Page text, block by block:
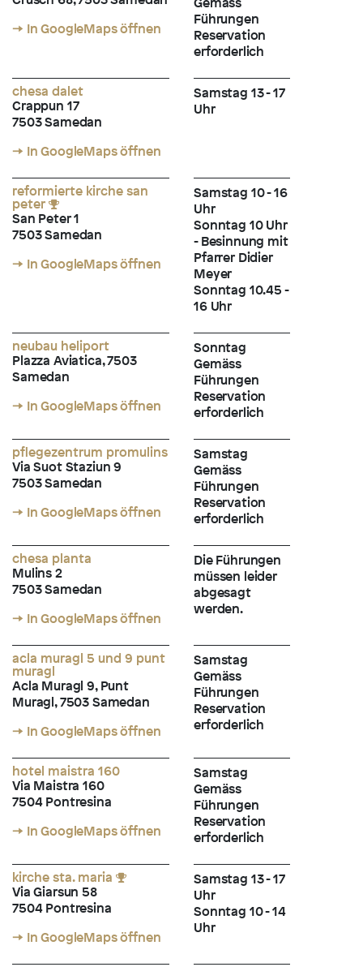
→ In GoogleMaps öffnen
Führungen
Reservation
erforderlich
chesa dalet
Crappun 17
7503 Samedan
→ In GoogleMaps öffnen
Samstag 13 - 17
Uhr
reformierte kirche san
peter
San Peter 1
7503 Samedan
→ In GoogleMaps öffnen
Samstag 10 - 16
Uhr
Sonntag 10 Uhr
- Besinnung mit
Pfarrer Didier
Meyer
Sonntag 10.45 -
16 Uhr
neubau heliport
Plazza Aviatica, 7503
Samedan
→ In GoogleMaps öffnen
Sonntag
Gemäss
Führungen
Reservation
erforderlich
pflegezentrum promulins
Via Suot Staziun 9
7503 Samedan
→ In GoogleMaps öffnen
Samstag
Gemäss
Führungen
Reservation
erforderlich
chesa planta
Mulins 2
7503 Samedan
→ In GoogleMaps öffnen
Die Führungen
müssen leider
abgesagt
werden.
acla muragl 5 und 9 punt
muragl
Acla Muragl 9, Punt
Muragl, 7503 Samedan
→ In GoogleMaps öffnen
Samstag
Gemäss
Führungen
Reservation
erforderlich
hotel maistra 160
Via Maistra 160
7504 Pontresina
→ In GoogleMaps öffnen
Samstag
Gemäss
Führungen
Reservation
erforderlich
kirche sta. maria
Via Giarsun 58
7504 Pontresina
→ In GoogleMaps öffnen
Samstag 13 - 17
Uhr
Sonntag 10 - 14
Uhr